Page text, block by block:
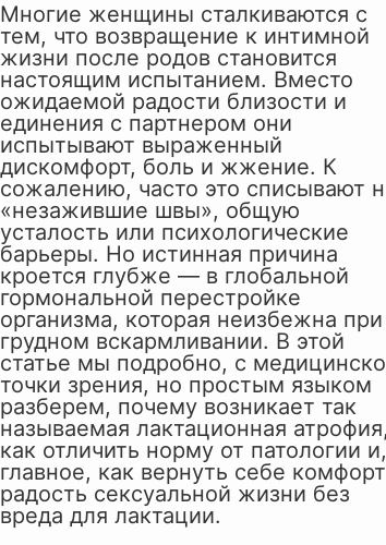
Многие женщины сталкиваются с
тем, что возвращение к интимной
жизни после родов становится
настоящим испытанием. Вместо
ожидаемой радости близости и
единения с партнером они
испытывают выраженный
дискомфорт, боль и жжение. К
сожалению, часто это списывают
«незажившие швы», общую
усталость или психологические
барьеры. Но истинная причина
кроется глубже — в глобальной
гормональной перестройке
организма, которая неизбежна при
грудном вскармливании. В этой
статье мы подробно, с
точки зрения, но простым языком
разберем, почему возникает так
называемая лактационная
как отличить норму от патологии и,
главное, как вернуть себе
радость сексуальной жизни без
вреда для лактации.